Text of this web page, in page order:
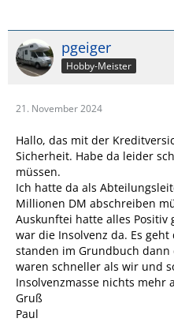
pgeiger
Hobby-Meister
21. November 2024
Hallo, das mit der
Sicherheit. Habe da leider
müssen.
Ich hatte da als
Millionen DM abschreiben
Auskunftei hatte alles Positiv
war die Insolvenz da. Es
standen im Grundbuch dann
waren schneller als wir und
Insolvenzmasse nichts mehr
Gruß
Paul